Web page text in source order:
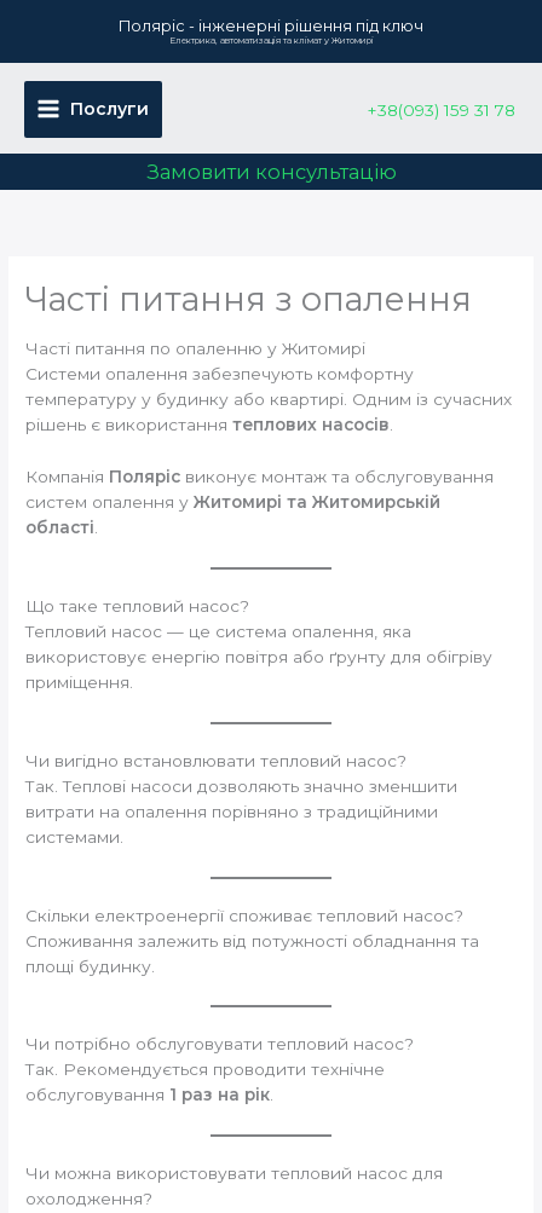
вмісту
Поляріс - інженерні рішення під ключ
Електрика, автоматизація та клімат у Житомирі
Послуги +38(093) 159 31 78
Замовити консультацію
Часті питання з опалення
Часті питання по опаленню у Житомирі
Системи опалення забезпечують комфортну
температуру у будинку або квартирі. Одним із сучасних
рішень є використаннятеплових насосів
Компанія Поляріс виконує монтаж та обслуговування
систем опалення уЖитомирі та Житомирській
області
Що таке тепловий насос?
Тепловий насос — це система опалення, яка
використовує енергію повітря або ґрунту для обігріву
приміщення.
Чи вигідно встановлювати тепловий насос?
Так. Теплові насоси дозволяють значно зменшити
витрати на опалення порівняно з традиційними
системами.
Скільки електроенергії споживає тепловий насос?
Споживання залежить від потужності обладнання та
площі будинку.
Чи потрібно обслуговувати тепловий насос?
Так. Рекомендується проводити технічне
обслуговування 1 раз на рік.
Чи можна використовувати тепловий насос для
охолодження?